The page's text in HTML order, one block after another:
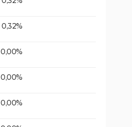
0,32%
0,00%
0,00%
0,00%